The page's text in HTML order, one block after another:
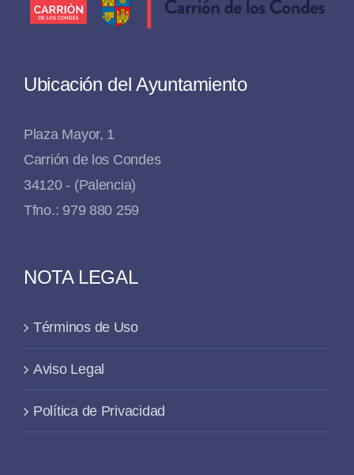
Ubicación del Ayuntamiento
Plaza Mayor, 1
Carrión de los Condes
34120 - (Palencia)
Tfno.: 979 880 259
NOTA LEGAL
Términos de Uso
Aviso Legal
Política de Privacidad